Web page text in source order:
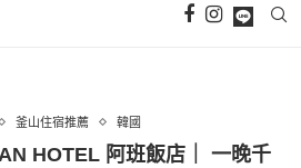
釜山住宿推薦 韓國
HOTEL 阿班飯店｜ 一晚千